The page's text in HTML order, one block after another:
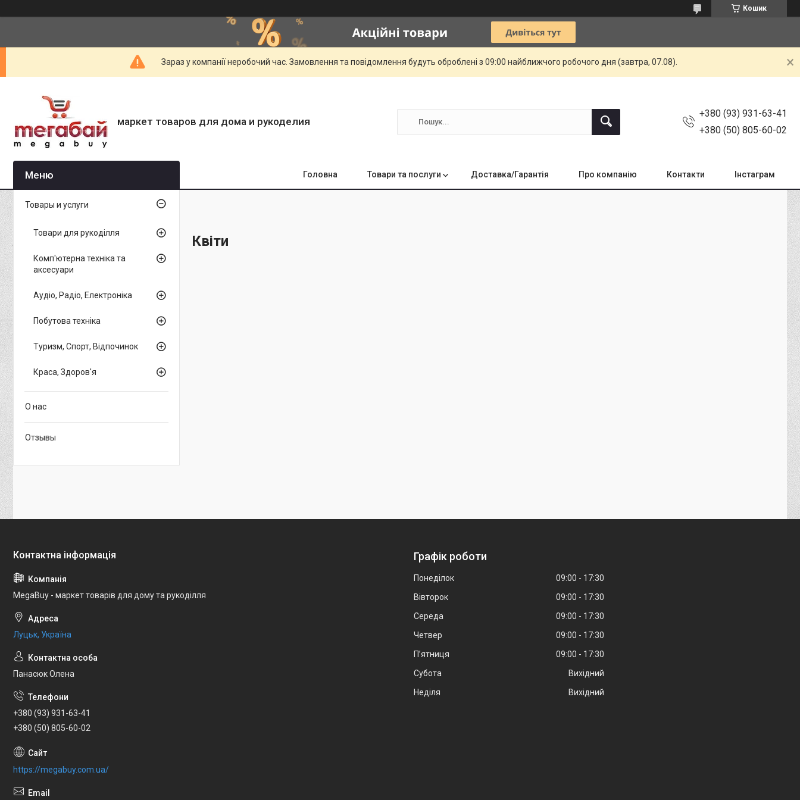
Кошик
Зараз у компанії неробочий час. Замовлення та повідомлення будуть оброблені з 09:00 найближчого робочого дня (завтра, 07.08).
маркет товаров для дома и рукоделия
+380 (93) 931-63-41
+380 (50) 805-60-02
Головна Товари та послуги Доставка/Гарантія Про компанію Контакти Інстаграм
Квіти
Товары и услуги
Товари для рукоділля
Комп'ютерна техніка та
аксесуари
Аудіо, Радіо, Електроніка
Побутова техніка
Туризм, Спорт, Відпочинок
Краса, Здоров'я
О нас
Отзывы
MegaBuy - маркет товарів для дому та рукоділля
Луцьк, Україна
Панасюк Олена
+380 (93) 931-63-41
+380 (50) 805-60-02
https://megabuy.com.ua/
Графік роботи
Понеділок 09:00
17:30
Вівторок
09:00
17:30
Середа
09:00
17:30
Четвер
09:00
17:30
Пʼятниця
09:00
17:30
Субота
Вихідний
Неділя
Вихідний